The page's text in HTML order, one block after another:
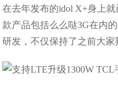
在去年发布的idol X+身上
款产品包括么么哒3G在内
研发，不仅保持了之前大